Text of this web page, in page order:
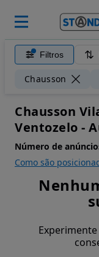
Filtros
Chausson
Chausson
Ventozelo -
Número de
Como são